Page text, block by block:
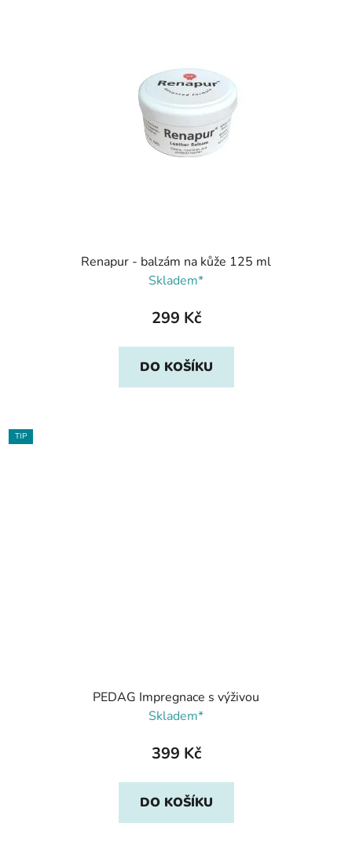
Renapur - balzám na kůže 125 ml
Skladem*
299 Kč
DO KOŠÍKU
TIP
PEDAG Impregnace s výživou
Skladem*
399 Kč
DO KOŠÍKU